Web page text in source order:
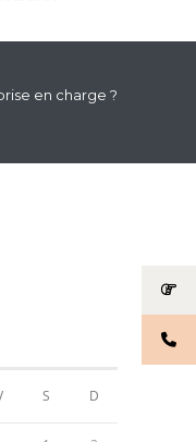
en charge ?
S D